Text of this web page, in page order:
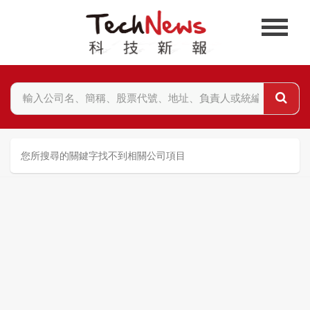
您所搜尋的關鍵字找不到相關公司項目